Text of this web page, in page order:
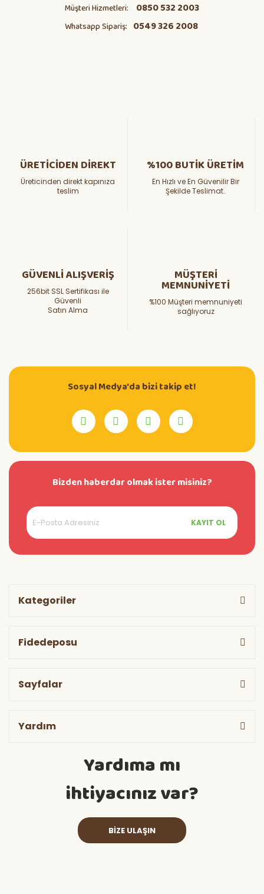
Müşteri Hizmetleri: 0850 532 2003
Whatsapp Sipariş: 0549 326 2008
ÜRETİCİDEN DİREKT
Üreticinden direkt kapınıza
teslim
%100 BUTİK ÜRETİM
En Hızlı ve En Güvenilir Bir
Şekilde Teslimat.
GÜVENLİ ALIŞVERİŞ
256bit SSL Sertifikası ile
Güvenli
Satın Alma
MÜŞTERİ
MEMNUNİYETİ
%100 Müşteri memnuniyeti
sağlıyoruz
Sosyal Medya'da bizi takip et!
Bizden haberdar olmak ister misiniz?
KAYIT OL
Kategoriler
Fidedeposu
Sayfalar
Yardım
Yardıma mı
ihtiyacınız var?
BİZE ULAŞIN